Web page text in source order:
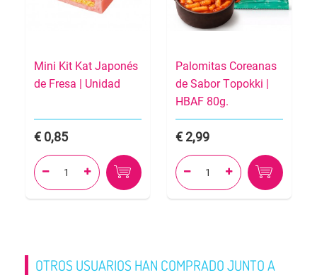
Mini Kit Kat Japonés
de Fresa | Unidad
0,85
 
Palomitas Coreanas
de Sabor Topokki |
HBAF 80g.
2,99
 
OTROS USUARIOS HAN COMPRADO JUNTO A